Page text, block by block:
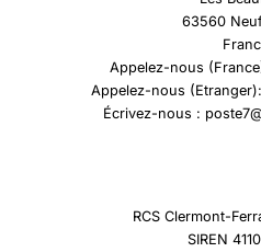
63560
Appelez-nous
Appelez-nous
Écrivez-nous :
RCS Clermont-
SIREN